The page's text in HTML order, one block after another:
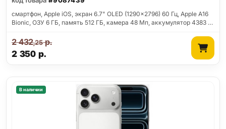
смартфон, Apple iOS, экран 6.7" OLED (1290x2796) 60 Гц, Apple A16
Bionic, ОЗУ 6 ГБ, память 512 ГБ, камера 48 Мп, аккумулятор 4383 …
2 350 р.
2 432,25р.
В наличии